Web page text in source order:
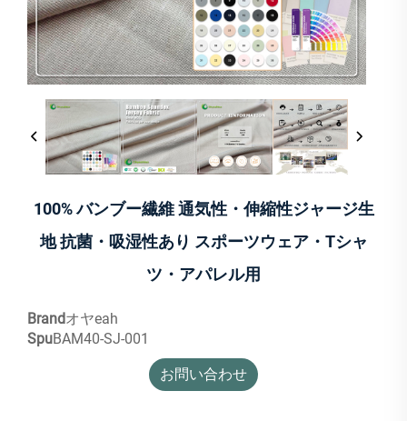
100% バンブー繊維 通気性・伸縮性ジャージ生
地 抗菌・吸湿性あり スポーツウェア・Tシャ
ツ・アパレル用
Brandオヤeah
SpuBAM40-SJ-001
お問い合わせ